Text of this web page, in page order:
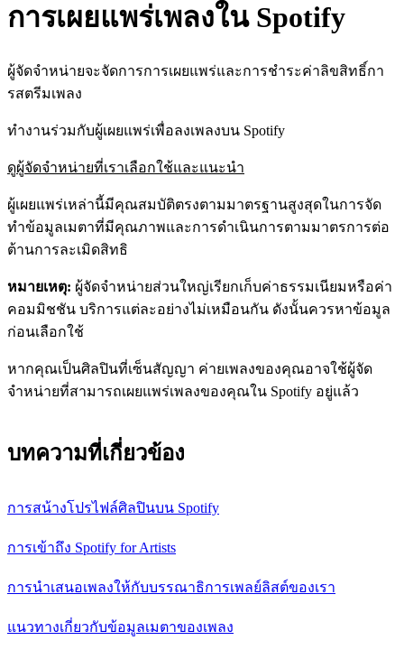
การเผยแพร่เพลงใน Spotify
ผู้จัดจำหน่ายจะจัดการการเผยแพร่และการชำระค่าลิขสิทธิ์กา
รสตรีมเพลง
ทำงานร่วมกับผู้เผยแพร่เพื่อลงเพลงบน Spotify
ดูผู้จัดจำหน่ายที่เราเลือกใช้และแนะนำ
ผู้เผยแพร่เหล่านี้มีคุณสมบัติตรงตามมาตรฐานสูงสุดในการจัด
ทำข้อมูลเมตาที่มีคุณภาพและการดำเนินการตามมาตรการต่อ
ต้านการละเมิดสิทธิ
หมายเหตุ: ผู้จัดจำหน่ายส่วนใหญ่เรียกเก็บค่าธรรมเนียมหรือค่า
คอมมิชชัน บริการแต่ละอย่างไม่เหมือนกัน ดังนั้นควรหาข้อมูล
ก่อนเลือกใช้
หากคุณเป็นศิลปินที่เซ็นสัญญา ค่ายเพลงของคุณอาจใช้ผู้จัด
จำหน่ายที่สามารถเผยแพร่เพลงของคุณใน Spotify อยู่แล้ว
บทความที่เกี่ยวข้อง
การสน้างโปรไฟล์ศิลปินบน Spotify
การเข้าถึง Spotify for Artists
การนำเสนอเพลงให้กับบรรณาธิการเพลย์ลิสต์ของเรา
แนวทางเกี่ยวกับข้อมูลเมตาของเพลง